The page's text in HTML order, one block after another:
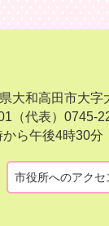
大和高田市大字
（代表） 0745-
ら午後4時30分
市役所へのアクセ